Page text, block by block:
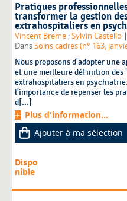
Pratiques
transformer la gestion
extrahospitaliers en
Vincent Breme ;Sylvin Castello |
DansSoins cadres (n° 163,
Nous proposons d'adopter une
et une meilleure définition des
extrahospitaliers en
l'importance de repenser les
d[...]
Plus d'information...
Ajouter à ma sélection
Dispo
nible